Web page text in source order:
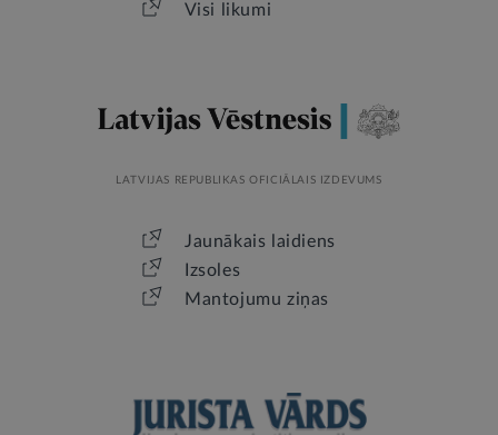
Visi likumi
LATVIJAS REPUBLIKAS OFICIĀLAIS IZDEVUMS
Jaunākais laidiens
Izsoles
Mantojumu ziņas